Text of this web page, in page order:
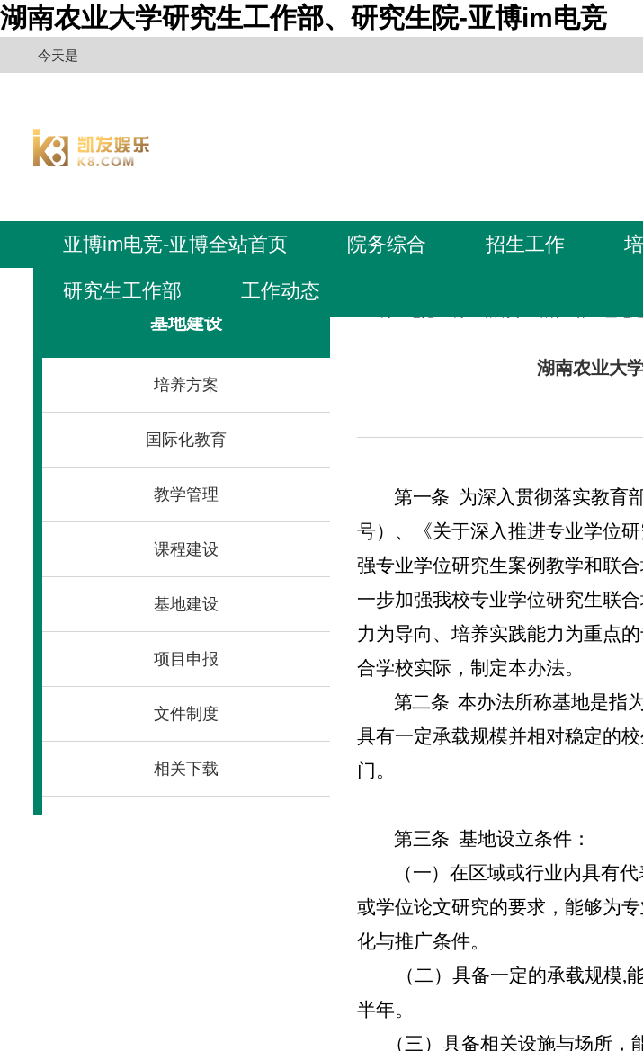
湖南农业大学研究生工作部、研究生院-亚博im电竞
今天是
亚博im电竞-亚博全站首页 院务综合 招生工作
研究生工作部 工作动态
基地建设
培养方案
国际化教育
教学管理
课程建设
基地建设
项目申报
文件制度
相关下载
湖南农业大
第一条 为深入贯彻落实教育
号）、《关于深入推进专业学位
强专业学位研究生案例教学和联
一步加强我校专业学位研究生联
力为导向、培养实践能力为重点
合学校实际，制定本办法。
第二条 本办法所称基地是指
具有一定承载规模并相对稳定的
门。
第三条 基地设立条件：
（一） 在区域或行业内具有
或学位论文研究的要求， 能够为
化与推广条件。
（二） 具备一定的承载规模,
半年。
（三）具备相关设施与场所，